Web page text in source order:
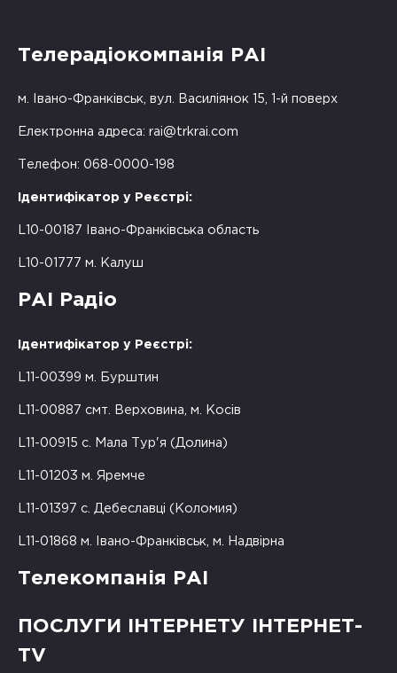
Телерадіокомпанія РАІ
м. Івано-Франківськ, вул. Василіянок 15, 1-й поверх
Електронна адреса: rai@trkrai.com
Телефон: 068-0000-198
Ідентифікатор у Реєстрі:
L10-00187 Івано-Франківська область
L10-01777 м. Калуш
РАІ Радіо
Ідентифікатор у Реєстрі:
L11-00399 м. Бурштин
L11-00887 смт. Верховина, м. Косів
L11-00915 с. Мала Тур'я (Долина)
L11-01203 м. Яремче
L11-01397 с. Дебеславці (Коломия)
L11-01868 м. Івано-Франківськ, м. Надвірна
Телекомпанія РАІ
ПОСЛУГИ ІНТЕРНЕТУ ІНТЕРНЕТ-
TV